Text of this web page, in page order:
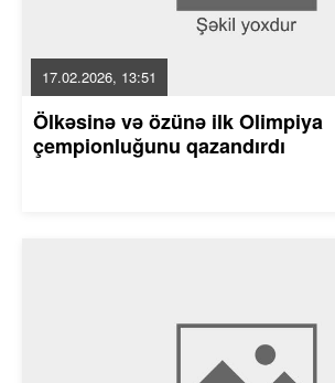
17.02.2026, 13:51
Ölkəsinə və özünə ilk Olimpiya
çempionluğunu qazandırdı